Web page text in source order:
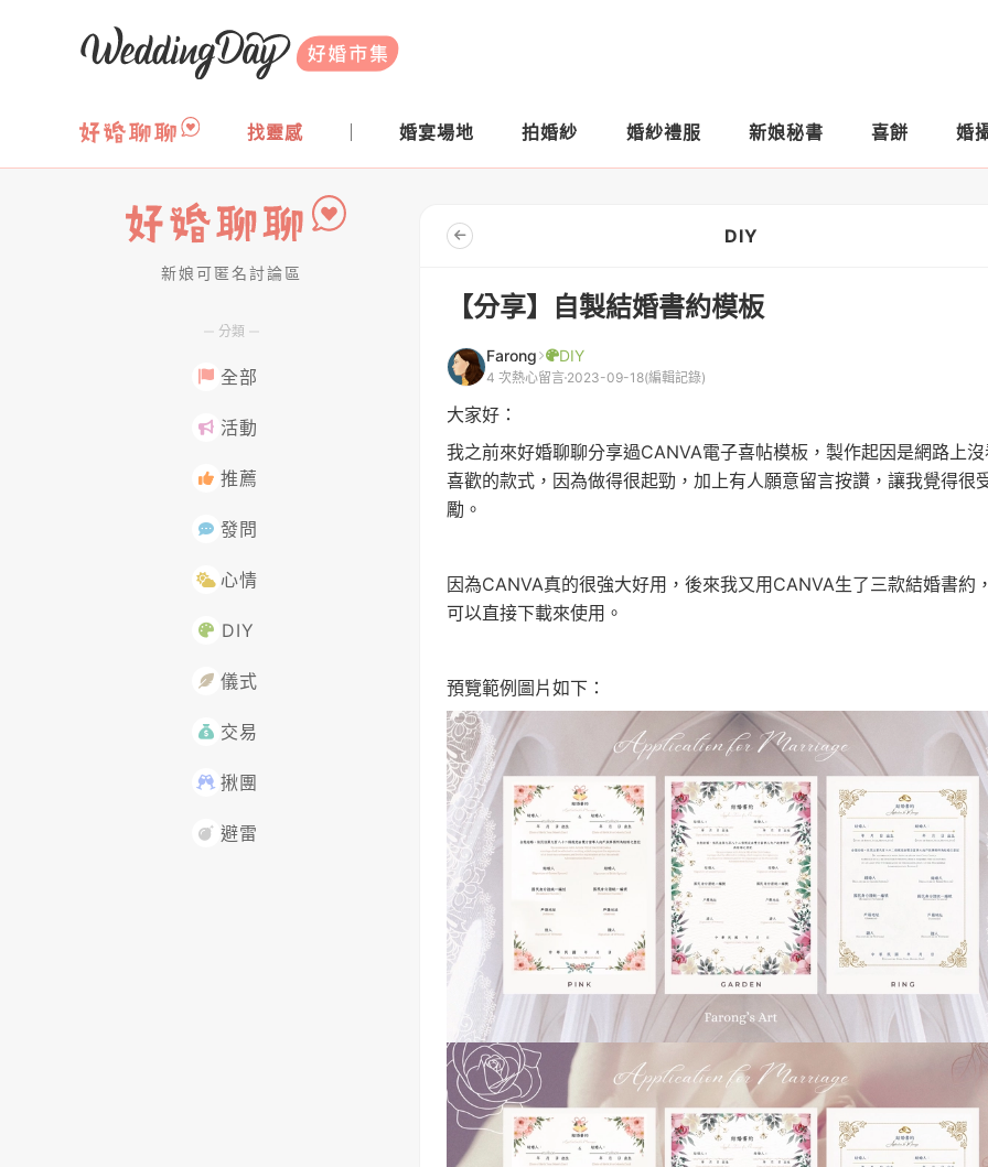
WeddingDay 好婚市集
找靈感 婚宴場地 拍婚紗 婚紗禮服 新娘秘書 喜餅 婚
好婚聊聊新娘可匿名討論區
分類
全部
活動
推薦
發問
心情
DIY
儀式
交易
揪團
避雷
DIY
【分享】自製結婚書約模板
Farong DIY
4 次熱心留言 2023-09-18(編輯記錄)
大家好：
我之前來好婚聊聊分享過CANVA電子喜帖模板，製作起因是網路上
喜歡的款式，因為做得很起勁，加上有人願意留言按讚，讓我覺得很
勵。
因為CANVA真的很強大好用，後來我又用CANVA生了三款結婚書約
可以直接下載來使用。
預覽範例圖片如下：